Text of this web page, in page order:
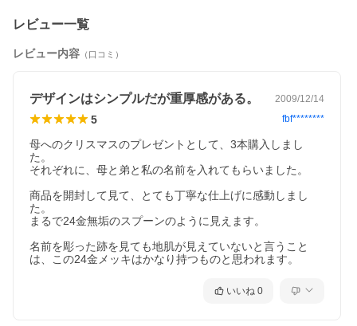
レビュー一覧
レビュー内容 （口コミ）
デザインはシンプルだが重厚感がある。 2009/12/14
5 fbf********
母へのクリスマスのプレゼントとして、3本購入しまし
た。
それぞれに、母と弟と私の名前を入れてもらいました。
商品を開封して見て、とても丁寧な仕上げに感動しまし
た。
まるで24金無垢のスプーンのように見えます。
名前を彫った跡を見ても地肌が見えていないと言うこと
は、この24金メッキはかなり持つものと思われます。
いいね 0